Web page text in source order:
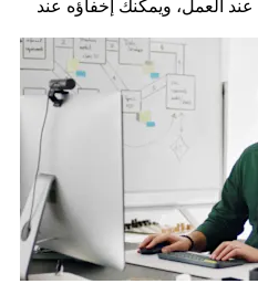
العمل، ويمكنك إخفاؤه عند